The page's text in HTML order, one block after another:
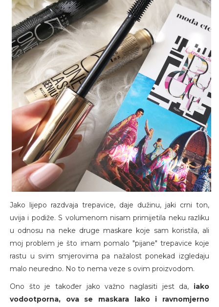
Jako lijepo razdvaja trepavice, daje dužinu, jaki crni ton,
uvija i podiže. S volumenom nisam primijetila neku razliku
u odnosu na neke druge maskare koje sam koristila, ali
moj problem je što imam pomalo "pijane" trepavice koje
rastu u svim smjerovima pa nažalost ponekad izgledaju
malo neuredno. No to nema veze s ovim proizvodom.
Ono što je također jako važno naglasiti jest da, iako
vodootporna, ova se maskara lako i ravnomjerno